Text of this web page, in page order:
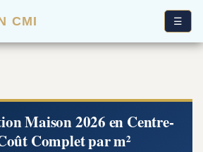
CMI ☰
Maison 2026 en Centre-
Complet par m²